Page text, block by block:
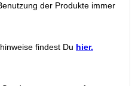
der Produkte immer
findest Du hier.